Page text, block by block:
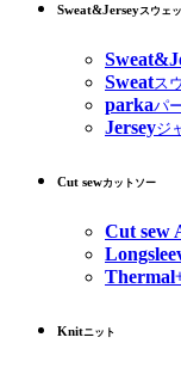
Sweat&Jerseyスウェ
Sweatス
parkaパ
Jerseyジ
Cut sewカットソー
Cut sew
Thermal
Knitニット